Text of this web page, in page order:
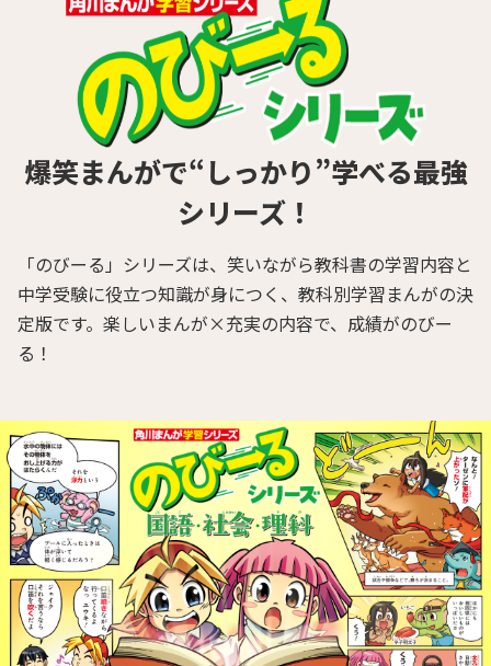
爆笑まんがで“しっかり”学べる最強
シリーズ！
「のびーる」シリーズは、笑いながら教科書の学習内容と
中学受験に役立つ知識が身につく、教科別学習まんがの決
定版です。楽しいまんが×充実の内容で、成績がのびー
る！